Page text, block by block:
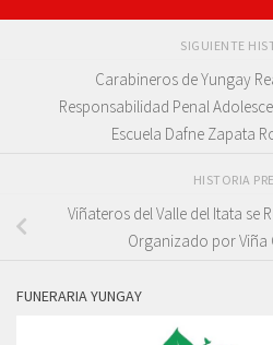
SIGUIENTE
Carabineros de Yungay
Responsabilidad Penal
Escuela Dafne Zapata
HISTORIA
Viñateros del Valle del Itata se
Organizado por Viña
FUNERARIA YUNGAY